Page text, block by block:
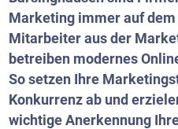
Marketing immer auf
Mitarbeiter aus der
betreiben modernes
So setzen Ihre
Konkurrenz ab und
wichtige Anerkennung